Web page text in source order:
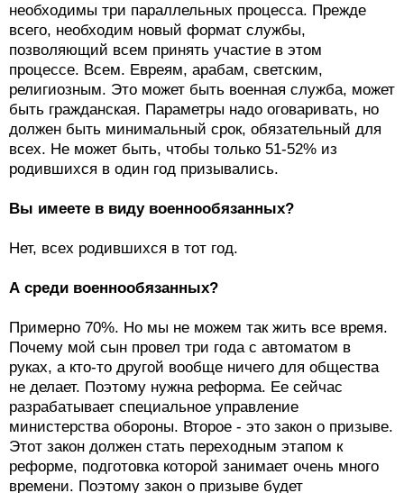
необходимы три параллельных процесса. Прежде
всего, необходим новый формат службы,
позволяющий всем принять участие в этом
процессе. Всем. Евреям, арабам, светским,
религиозным. Это может быть военная служба, может
быть гражданская. Параметры надо оговаривать, но
должен быть минимальный срок, обязательный для
всех. Не может быть, чтобы только 51-52% из
родившихся в один год призывались.
Вы имеете в виду военнообязанных?
Нет, всех родившихся в тот год.
А среди военнообязанных?
Примерно 70%. Но мы не можем так жить все время.
Почему мой сын провел три года с автоматом в
руках, а кто-то другой вообще ничего для общества
не делает. Поэтому нужна реформа. Ее сейчас
разрабатывает специальное управление
министерства обороны. Второе - это закон о призыве.
Этот закон должен стать переходным этапом к
реформе, подготовка которой занимает очень много
времени. Поэтому закон о призыве будет